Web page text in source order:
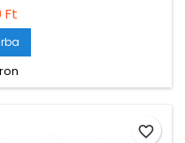
Ft
favorite_border